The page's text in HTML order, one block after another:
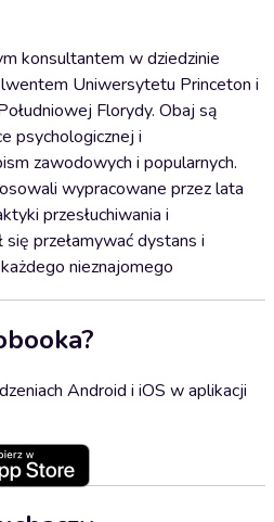
konsultantem w dziedzinie
Uniwersytetu Princeton i
Florydy. Obaj są
psychologicznej i
zawodowych i popularnych.
wypracowane przez lata
przesłuchiwania i
się przełamywać dystans i
nieznajomego
Android i iOS w aplikacji